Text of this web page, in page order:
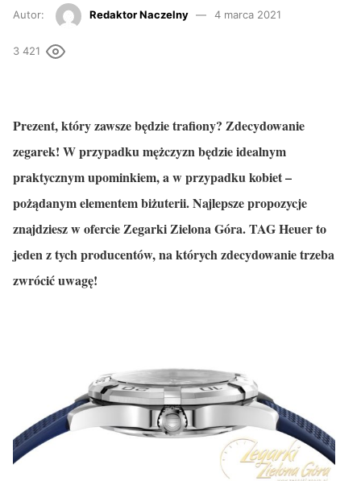
Autor: Redaktor Naczelny 4 marca 2021
3 421
Prezent, który zawsze będzie trafiony? Zdecydowanie
zegarek! W przypadku mężczyzn będzie idealnym
praktycznym upominkiem, a w przypadku kobiet –
pożądanym elementem biżuterii. Najlepsze propozycje
znajdziesz w ofercie Zegarki Zielona Góra. TAG Heuer to
jeden z tych producentów, na których zdecydowanie trzeba
zwrócić uwagę!